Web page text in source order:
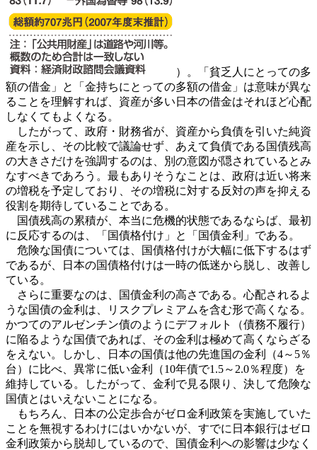
）。「貧乏人にとっての多
額の借金」と「金持ちにとっての多額の借金」は意味が異な
ることを理解すれば、資産が多い日本の借金はそれほど心配
しなくてもよくなる。
したがって、政府・財務省が、資産から負債を引いた純資
産を示し、その比較で議論せず、あえて負債である国債残高
の大きさだけを強調するのは、別の意図が隠されているとみ
なすべきであろう。最もありそうなことは、政府は近い将来
の増税を予定しており、その増税に対する反対の声を抑える
役割を期待していることである。
国債残高の累積が、本当に危機的状態であるならば、最初
に反応するのは、「国債格付け」と「国債金利」である。
危険な国債については、国債格付けが大幅に低下するはず
であるが、日本の国債格付けは一時の低迷から脱し、改善し
ている。
さらに重要なのは、国債金利の高さである。心配されるよ
うな国債の金利は、リスクプレミアムを含む形で高くなる。
かつてのアルゼンチン債のようにデフォルト（債務不履行）
に陥るような国債であれば、その金利は極めて高くならざる
をえない。しかし、日本の国債は他の先進国の金利（4～5％
台）に比べ、異常に低い金利（10年債で1.5～2.0％程度）を
維持している。したがって、金利で見る限り、決して危険な
国債とはいえないことになる。
もちろん、日本の公定歩合がゼロ金利政策を実施していた
ことを無視するわけにはいかないが、すでに日本銀行はゼロ
金利政策から脱却しているので、国債金利への影響は少なく